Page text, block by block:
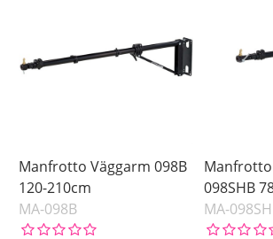
Manfrotto Väggarm 098B
120-210cm
MA-098B
098SHB
MA-